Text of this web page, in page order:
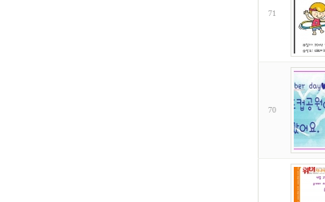
71
70